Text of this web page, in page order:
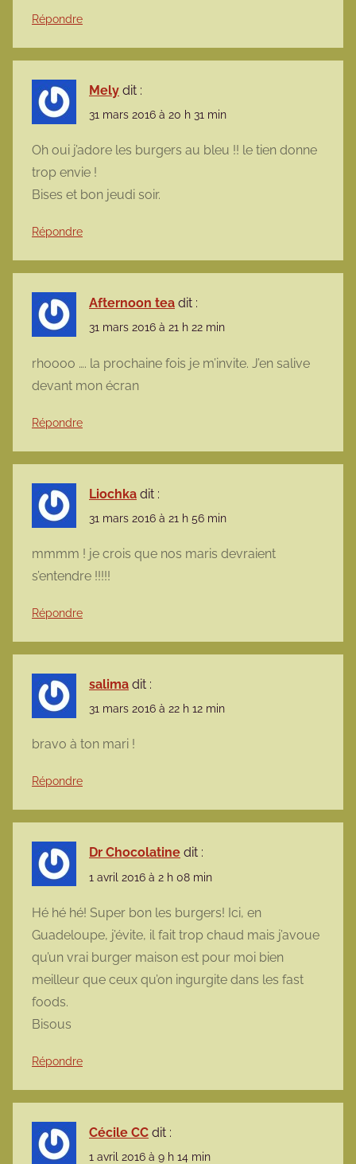
Répondre
Mely dit :
31 mars 2016 à 20 h 31 min
Oh oui j’adore les burgers au bleu !! le tien donne
trop envie !
Bises et bon jeudi soir.
Répondre
Afternoon tea dit :
31 mars 2016 à 21 h 22 min
rhoooo …. la prochaine fois je m’invite. J’en salive
devant mon écran
Répondre
Liochka dit :
31 mars 2016 à 21 h 56 min
mmmm ! je crois que nos maris devraient
s’entendre !!!!!
Répondre
salima dit :
31 mars 2016 à 22 h 12 min
bravo à ton mari !
Répondre
Dr Chocolatine dit :
1 avril 2016 à 2 h 08 min
Hé hé hé! Super bon les burgers! Ici, en
Guadeloupe, j’évite, il fait trop chaud mais j’avoue
qu’un vrai burger maison est pour moi bien
meilleur que ceux qu’on ingurgite dans les fast
foods.
Bisous
Répondre
Cécile CC dit :
1 avril 2016 à 9 h 14 min